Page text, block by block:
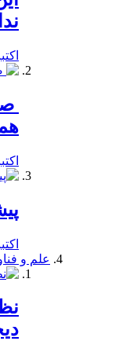
اکتبر 22,
اکتبر 15,
اکتبر 10,
علم و